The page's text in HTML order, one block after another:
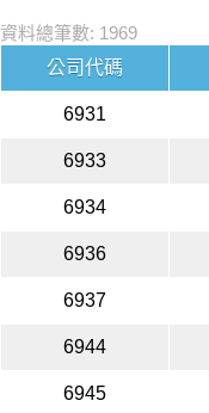
資料總筆數: 1969
公司代碼
6931
6933
6934
6936
6937
6944
6945